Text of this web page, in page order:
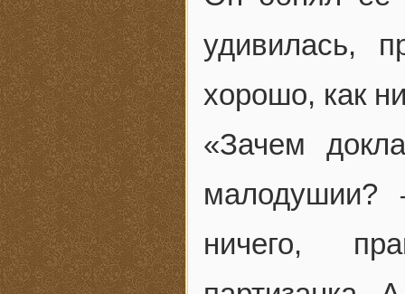
удивилась,
хорошо, как
«Зачем
ничего,